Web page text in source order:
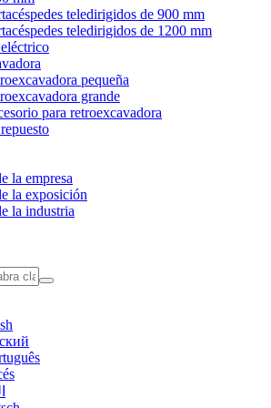
teledirigidos de 900 mm
teledirigidos de 1200 mm
pequeña
grande
para retroexcavadora
la empresa
la exposición
la industria